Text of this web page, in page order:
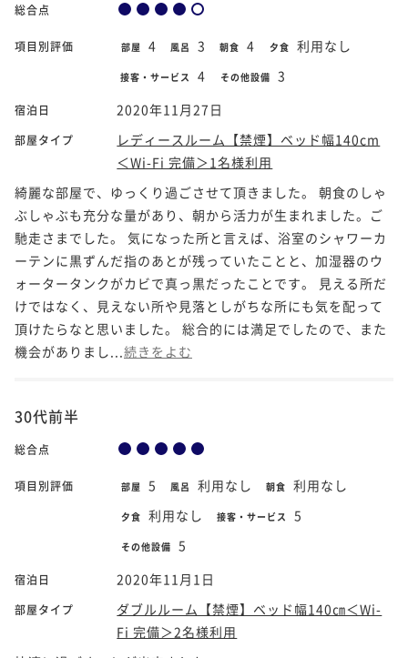
総合点
項目別評価 部屋 4 風呂 3 朝食 4 夕食 利用なし
接客・サービス 4 その他設備 3
宿泊日 2020年11月27日
部屋タイプ
レディースルーム【禁煙】ベッド幅140cm
＜Wi-Fi 完備＞1名様利用
綺麗な部屋で、ゆっくり過ごさせて頂きました。 朝食のしゃ
ぶしゃぶも充分な量があり、朝から活力が生まれました。ご
馳走さまでした。 気になった所と言えば、浴室のシャワーカ
ーテンに黒ずんだ指のあとが残っていたことと、加湿器のウ
ォータータンクがカビで真っ黒だったことです。 見える所だ
けではなく、見えない所や見落としがちな所にも気を配って
頂けたらなと思いました。 総合的には満足でしたので、また
機会がありまし... 続きをよむ
30代前半
総合点
項目別評価 部屋 5 風呂 利用なし 朝食 利用なし
夕食 利用なし 接客・サービス 5
その他設備 5
宿泊日 2020年11月1日
部屋タイプ
ダブルルーム【禁煙】ベッド幅140㎝＜Wi-
Fi 完備＞2名様利用